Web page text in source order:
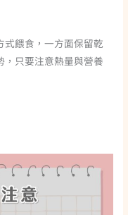
式餵食，一方面保留乾
只要注意熱量與營養